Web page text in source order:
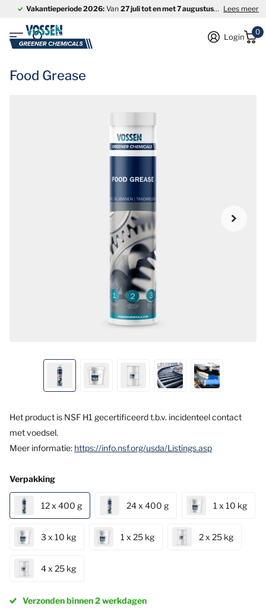
Vakantieperiode 2026: Van 27 juli tot en met 7 augustusis ons bedrijf
Lees meer
Login
0
Food Grease
Het product is NSF H1 gecertificeerd t.b.v. incidenteel contact
met voedsel.
Meer informatie: https://info.nsf.org/usda/Listings.asp
Verpakking
12 x 400 g 24 x 400 g 1 x 10 kg
3 x 10 kg 1 x 25 kg 2 x 25 kg
4 x 25 kg
Verzonden binnen 2 werkdagen